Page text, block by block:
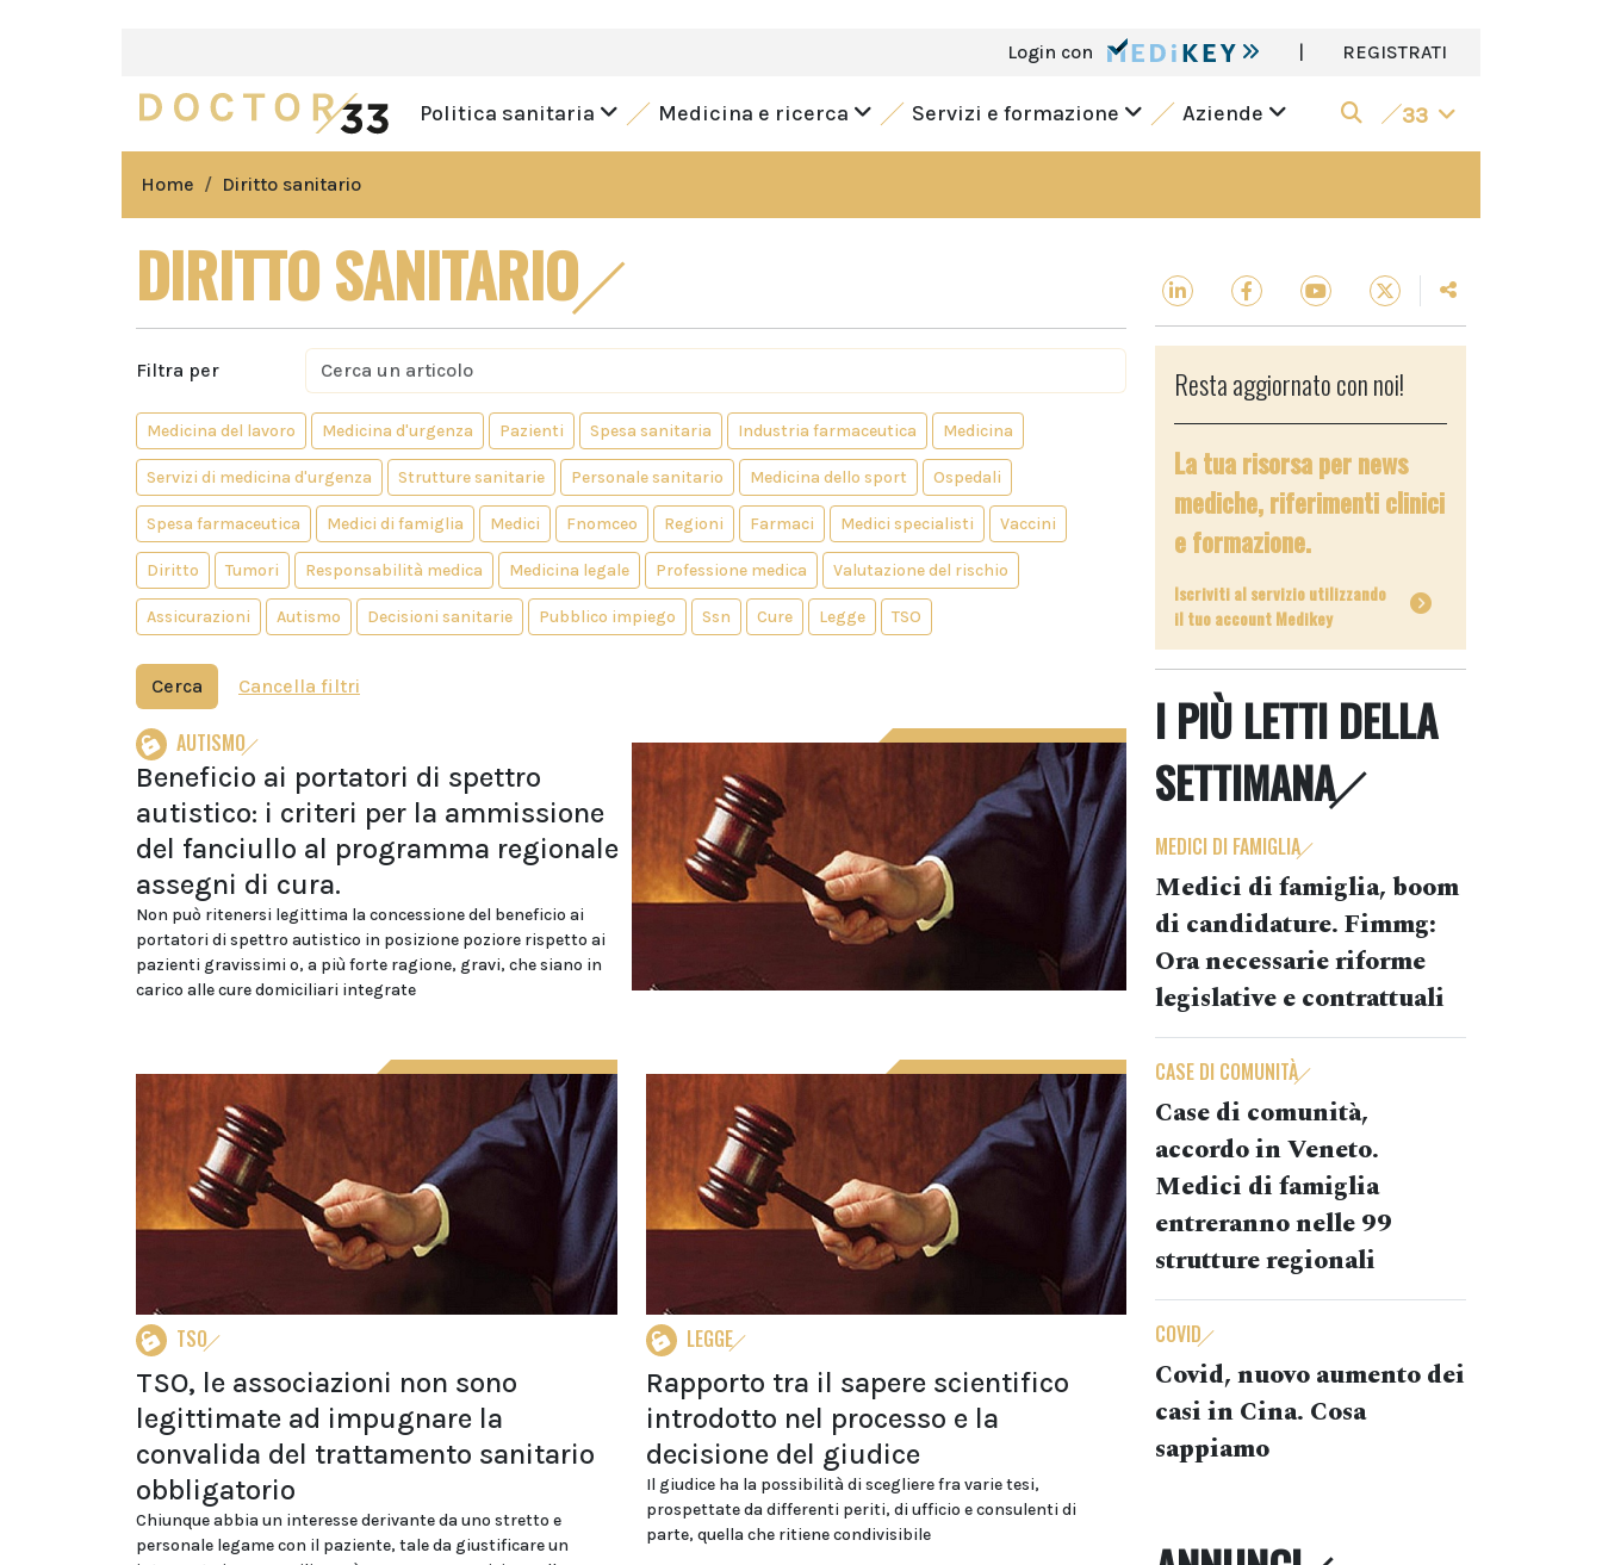
Login con | REGISTRATI
Politica sanitaria Medicina e ricerca Servizi e formazione Aziende 33
Home Diritto sanitario
DIRITTO SANITARIO
Filtra per
Medicina del lavoro Medicina d'urgenza Pazienti Spesa sanitaria Industria farmaceutica Medicina
Servizi di medicina d'urgenza Strutture sanitarie Personale sanitario Medicina dello sport Ospedali
Spesa farmaceutica Medici di famiglia Medici Fnomceo Regioni Farmaci Medici specialisti Vaccini
Diritto Tumori Responsabilità medica Medicina legale Professione medica Valutazione del rischio
Assicurazioni Autismo Decisioni sanitarie Pubblico impiego Ssn Cure Legge TSO
Cerca Cancella filtri
AUTISMO
Beneficio ai portatori di spettro
autistico: i criteri per la ammissione
del fanciullo al programma regionale
assegni di cura.
Non può ritenersi legittima la concessione del beneficio ai
portatori di spettro autistico in posizione poziore rispetto ai
pazienti gravissimi o, a più forte ragione, gravi, che siano in
carico alle cure domiciliari integrate
TSO
TSO, le associazioni non sono
legittimate ad impugnare la
convalida del trattamento sanitario
obbligatorio
Chiunque abbia un interesse derivante da uno stretto e
personale legame con il paziente, tale da giustificare un
LEGGE
Rapporto tra il sapere scientifico
introdotto nel processo e la
decisione del giudice
Il giudice ha la possibilità di scegliere fra varie tesi,
prospettate da differenti periti, di ufficio e consulenti di
parte, quella che ritiene condivisibile
Resta aggiornato con noi!
La tua risorsa per news
mediche, riferimenti clinici
e formazione.
Iscriviti al servizio utilizzando
il tuo account Medikey
I PIÙ LETTI DELLA
SETTIMANA
MEDICI DI FAMIGLIA
Medici di famiglia, boom
di candidature. Fimmg:
Ora necessarie riforme
legislative e contrattuali
CASE DI COMUNITÀ
Case di comunità,
accordo in Veneto.
Medici di famiglia
entreranno nelle 99
strutture regionali
COVID
Covid, nuovo aumento dei
casi in Cina. Cosa
sappiamo